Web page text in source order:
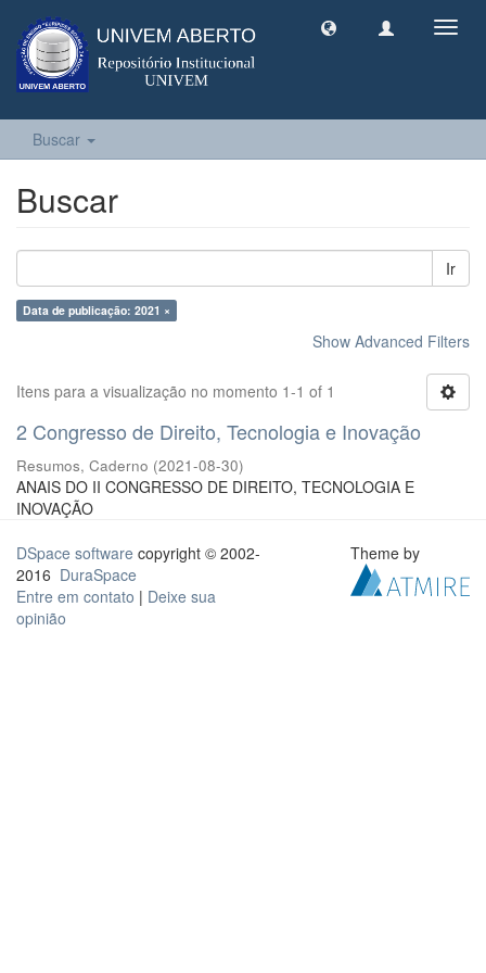
Buscar
Buscar
Ir
Data de publicação: 2021 ×
Show Advanced Filters
Itens para a visualização no momento 1-1 of 1
2 Congresso de Direito, Tecnologia e Inovação
Resumos, Caderno (2021-08-30)
ANAIS DO II CONGRESSO DE DIREITO, TECNOLOGIA E
INOVAÇÃO
DSpace software copyright © 2002-
2016 DuraSpace
Entre em contato | Deixe sua
opinião
Theme by